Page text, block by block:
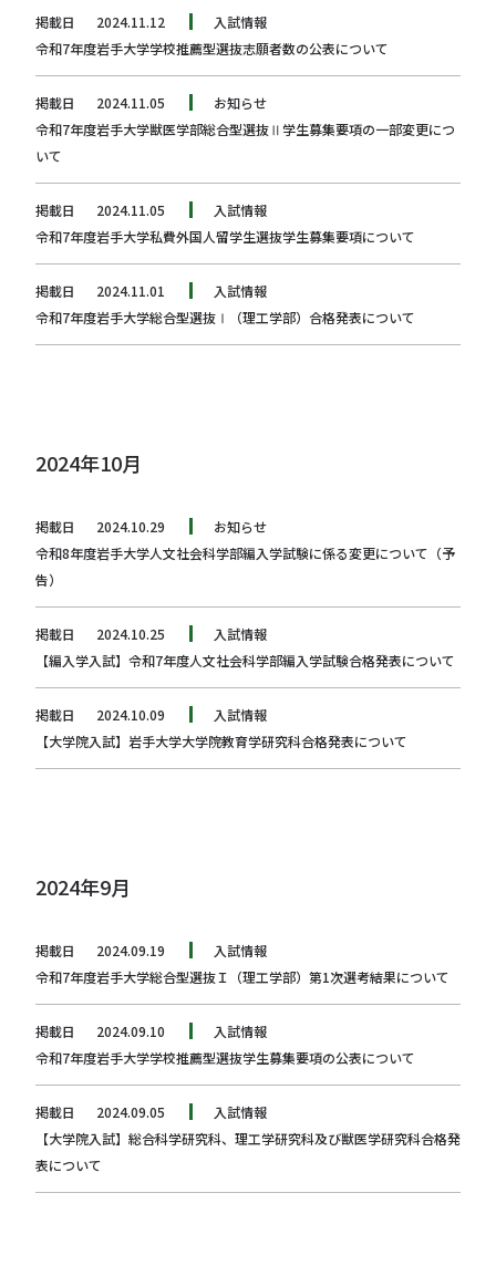
掲載日 2024.11.12
入試情報
令和7年度岩手大学学校推薦型選抜志願者数の公表について
掲載日 2024.11.05
お知らせ
令和7年度岩手大学獣医学部総合型選抜Ⅱ学生募集要項の一部変更につ
いて
掲載日 2024.11.05
入試情報
令和7年度岩手大学私費外国人留学生選抜学生募集要項について
掲載日 2024.11.01
入試情報
令和7年度岩手大学総合型選抜Ⅰ（理工学部）合格発表について
2024年10月
掲載日 2024.10.29
お知らせ
令和8年度岩手大学人文社会科学部編入学試験に係る変更について（予
告）
掲載日 2024.10.25
入試情報
【編入学入試】令和7年度人文社会科学部編入学試験合格発表について
掲載日 2024.10.09
入試情報
【大学院入試】岩手大学大学院教育学研究科合格発表について
2024年9月
掲載日 2024.09.19
入試情報
令和7年度岩手大学総合型選抜Ｉ（理工学部）第1次選考結果について
掲載日 2024.09.10
入試情報
令和7年度岩手大学学校推薦型選抜学生募集要項の公表について
掲載日 2024.09.05
入試情報
【大学院入試】総合科学研究科、理工学研究科及び獣医学研究科合格発
表について